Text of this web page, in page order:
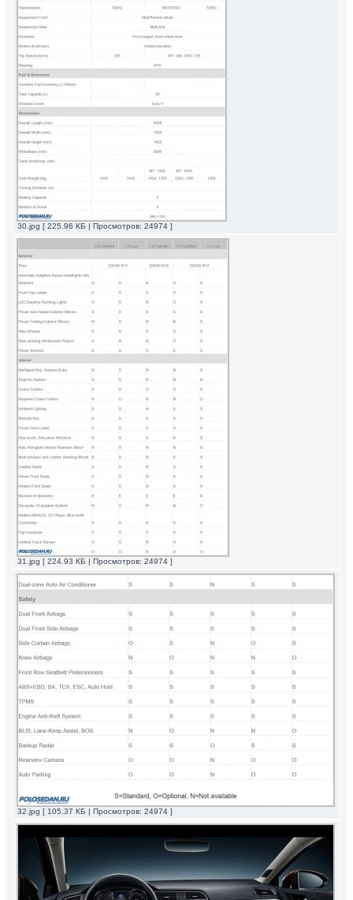
30.jpg [ 225.96 КБ | Просмотров: 24974 ]
31.jpg [ 224.93 КБ | Просмотров: 24974 ]
32.jpg [ 105.37 КБ | Просмотров: 24974 ]